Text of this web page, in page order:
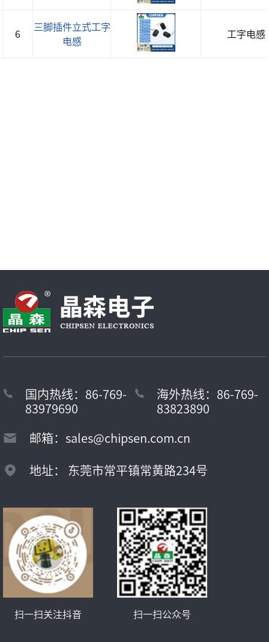
6
三脚插件立式工字
电感
工字电感
国内热线：86-769-
83979690
海外热线：86-769-
83823890
邮箱：sales@chipsen.com.cn
地址： 东莞市常平镇常黄路234号
扫一扫关注抖音 扫一扫公众号